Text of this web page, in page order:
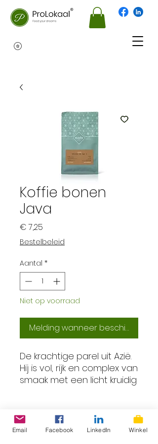
Koffie bonen
Java
€ 7,25
Bestelbeleid
Aantal *
Niet op voorraad
Melding wanneer beschikbaar
De krachtige parel uit Azië.
Hij is vol, rijk en complex van
smaak met een licht kruidig
smaak: rood fruit, cacao
en kruidig
Email Facebook LinkedIn Winkel